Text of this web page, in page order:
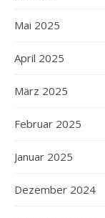
Mai 2025
April 2025
März 2025
Februar 2025
Januar 2025
Dezember 2024